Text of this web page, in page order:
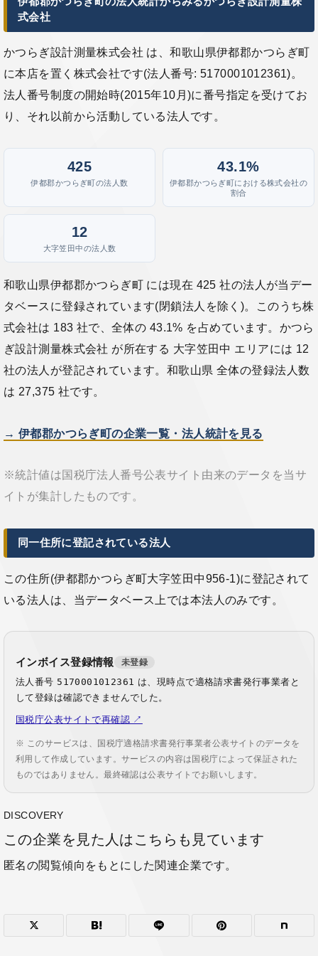
式会社
かつらぎ設計測量株式会社 は、和歌山県伊都郡かつらぎ町
に本店を置く株式会社です(法人番号: 5170001012361)。
法人番号制度の開始時(2015年10月)に番号指定を受けてお
り、それ以前から活動している法人です。
425
伊都郡かつらぎ町の法人数
43.1%
伊都郡かつらぎ町における株式会社の
割合
12
大字笠田中の法人数
和歌山県伊都郡かつらぎ町 には現在 425 社の法人が当デー
タベースに登録されています(閉鎖法人を除く)。このうち株
式会社は 183 社で、全体の 43.1% を占めています。かつら
ぎ設計測量株式会社 が所在する 大字笠田中 エリアには 12
社の法人が登記されています。和歌山県 全体の登録法人数
は 27,375 社です。
→ 伊都郡かつらぎ町の企業一覧・法人統計を見る
※統計値は国税庁法人番号公表サイト由来のデータを当サ
イトが集計したものです。
同一住所に登記されている法人
この住所(伊都郡かつらぎ町大字笠田中956-1)に登記されて
いる法人は、当データベース上では本法人のみです。
インボイス登録情報 未登録
法人番号 5170001012361 は、現時点で適格請求書発行事業者と
して登録は確認できませんでした。
国税庁公表サイトで再確認 ↗
※ このサービスは、国税庁適格請求書発行事業者公表サイトのデータを
利用して作成しています。サービスの内容は国税庁によって保証された
ものではありません。最終確認は公表サイトでお願いします。
DISCOVERY
この企業を見た人はこちらも見ています
匿名の閲覧傾向をもとにした関連企業です。